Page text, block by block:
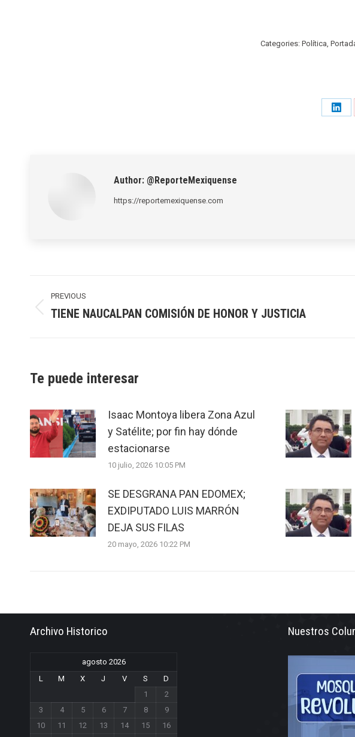
Categories: Política,
Author: @ReporteMexiquense
https://reportemexiquense.com
navigation
PREVIOUS
Previous
TIENE NAUCALPAN COMISIÓN DE HONOR Y JUSTICIA
Te puede interesar
Isaac Montoya libera Zona Azul
y Satélite; por fin hay dónde
estacionarse
10 julio, 2026 10:05 PM
SE DESGRANA PAN EDOMEX;
EXDIPUTADO LUIS MARRÓN
DEJA SUS FILAS
20 mayo, 2026 10:22 PM
Archivo Historico
agosto 2026
L
M X J V S
D
1
2
3
4 5 6 7 8
9
10
11 12 13 14 15
16
Nuestros